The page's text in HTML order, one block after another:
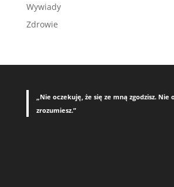
Wywiady
Zdrowie
„Nie oczekuję, że się ze mną zgodzisz. Nie
zrozumiesz.”